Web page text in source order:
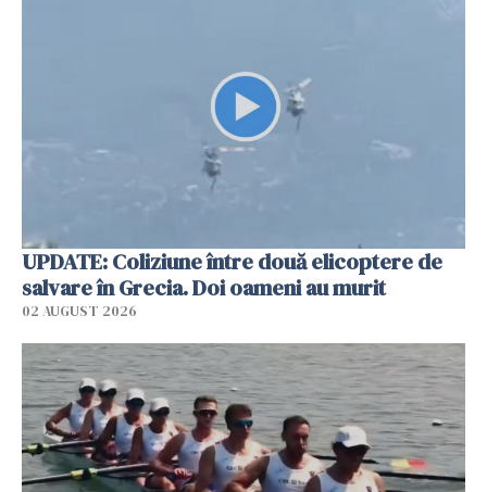
UPDATE: Coliziune între două elicoptere de
salvare în Grecia. Doi oameni au murit
02 AUGUST 2026